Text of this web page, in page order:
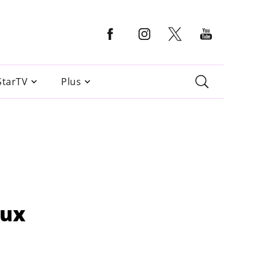
Plus